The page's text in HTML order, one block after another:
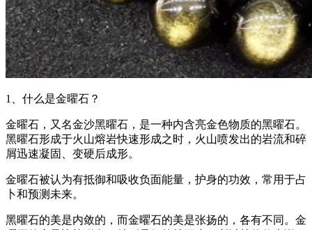
1、什么是金曜石？
金曜石，又名金沙黑曜石，是一种内含亮金色物质的黑曜石。
黑曜石形成于火山熔岩快速形成之时，火山喷发出的岩流和碎
屑迅速凝固、变硬后成形。
金曜石被认为有抵御和吸收负面能量，护身的功效，常用于占
卜和预测未来。
黑曜石的美是内敛的，而金曜石的美是张扬的，各有不同。金